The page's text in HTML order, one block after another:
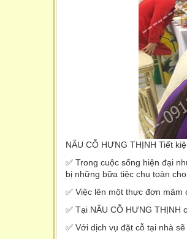
NẤU CỖ HƯNG THỊNH Tiết
✅ Trong cuộc sống hiện đại
bị những bữa tiệc chu toàn cho
✅ Việc lên một thực đơn
✅ Tại NẤU CỖ HƯNG THỊNH
✅ Với dịch vụ đặt cỗ tại nhà